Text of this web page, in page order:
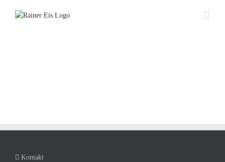
Inhalt
Kontakt